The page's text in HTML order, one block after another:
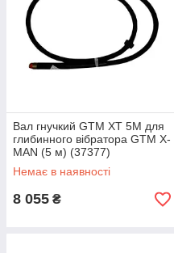
Вал гнучкий GTM XT 5M для
глибинного вібратора GTM X-
MAN (5 м) (37377)
Немає в наявності
8 055 ₴